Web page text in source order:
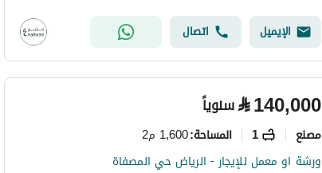
الإيميل اتصال
⃁140,000 سنوياً
مصنع 1 المساحة:1,600 م2
ورشة او معمل للإيجار - الرياض حي المصفاة